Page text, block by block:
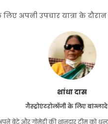
अपनी उपचार यात्रा के
किडनी
मुझे पूरी उम्मीद थी कि